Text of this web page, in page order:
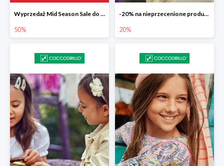
Wyprzedaż Mid Season Sale do -50%
50%
-20% na nieprzecenione produkty
20%